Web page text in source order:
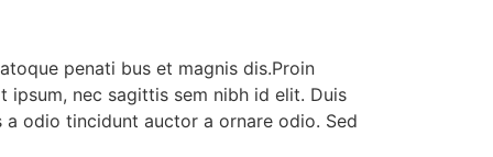
penati bus et magnis dis.Proin
nec sagittis sem nibh id elit. Duis
odio tincidunt auctor a ornare odio. Sed